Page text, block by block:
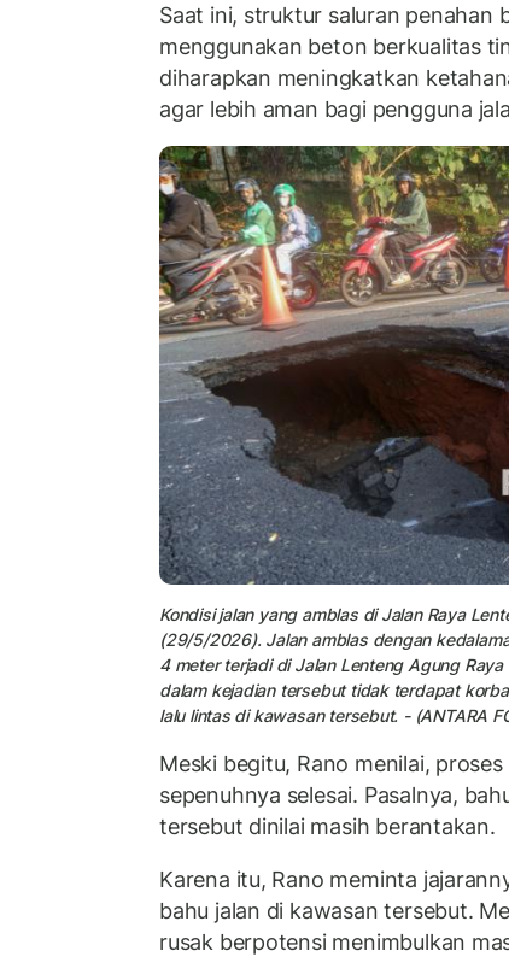
Saat ini, struktur saluran penahan
menggunakan beton berkualitas
diharapkan meningkatkan
agar lebih aman bagi pengguna
Kondisi jalan yang amblas di Jalan Raya
(29/5/2026). Jalan amblas dengan
4 meter terjadi di Jalan Lenteng Agung
dalam kejadian tersebut tidak terdapat
lalu lintas di kawasan tersebut. - (ANTARA
Meski begitu, Rano menilai,
sepenuhnya selesai. Pasalnya,
tersebut dinilai masih berantakan.
Karena itu, Rano meminta
bahu jalan di kawasan tersebut.
rusak berpotensi menimbulkan